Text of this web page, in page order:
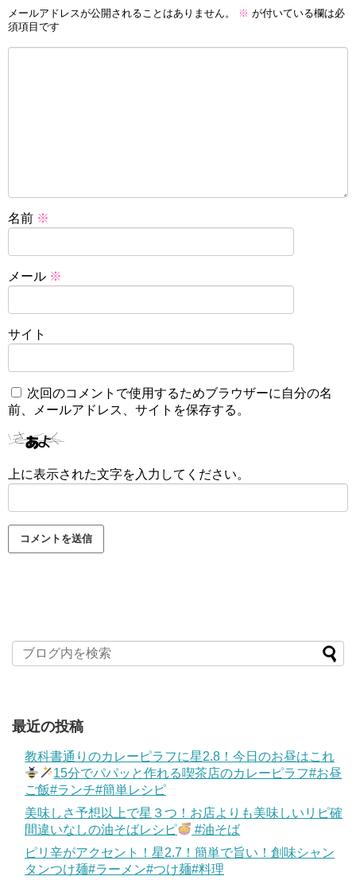
メールアドレスが公開されることはありません。 ※ が付いている欄は必
須項目です
名前 ※
メール ※
サイト
次回のコメントで使用するためブラウザーに自分の名
前、メールアドレス、サイトを保存する。
上に表示された文字を入力してください。
最近の投稿
教科書通りのカレーピラフに星2.8！今日のお昼はこれ
15分でパパッと作れる喫茶店のカレーピラフ#お昼
ご飯#ランチ#簡単レシピ
美味しさ予想以上で星３つ！お店よりも美味しいリピ確
間違いなしの油そばレシピ
#油そば
ピリ辛がアクセント！星2.7！簡単で旨い！創味シャン
タンつけ麺#ラーメン#つけ麺#料理